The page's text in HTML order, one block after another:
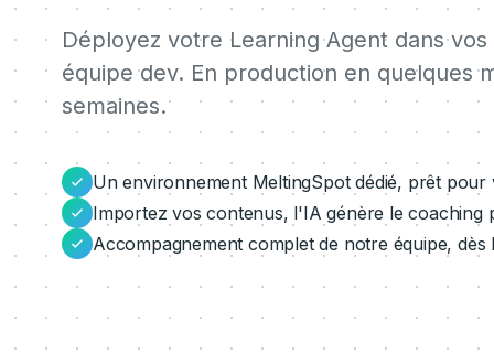
Déployez votre Learning Agent dans
équipe dev. En production en quelques
semaines.
Un environnement MeltingSpot dédié, prêt pour
Importez vos contenus, l'IA génère le coaching
Accompagnement complet de notre équipe, dès